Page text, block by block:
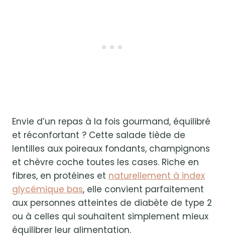
Envie d’un repas à la fois gourmand, équilibré
et réconfortant ? Cette salade tiède de
lentilles aux poireaux fondants, champignons
et chèvre coche toutes les cases. Riche en
fibres, en protéines et naturellement à index
glycémique bas, elle convient parfaitement
aux personnes atteintes de diabète de type 2
ou à celles qui souhaitent simplement mieux
équilibrer leur alimentation.